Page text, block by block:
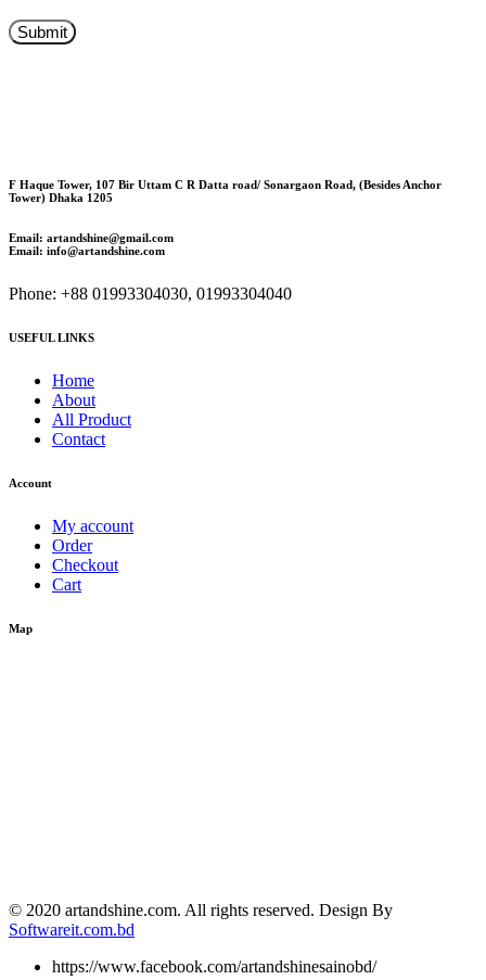
F Haque Tower, 107 Bir Uttam C R Datta road/ Sonargaon Road, (Besides Anchor
Tower) Dhaka 1205
Email: artandshine@gmail.com
Email: info@artandshine.com
Phone: +88 01993304030, 01993304040
USEFUL LINKS
Home
About
All Product
Contact
Account
My account
Order
Checkout
Cart
Map
© 2020 artandshine.com. All rights reserved. Design By
Softwareit.com.bd
https://www.facebook.com/artandshinesainobd/